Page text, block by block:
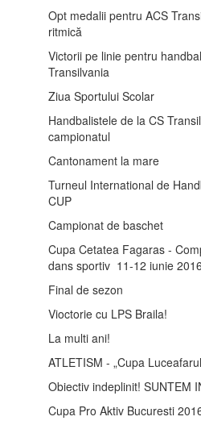
Opt medalii pentru ACS
ritmică
Victorii pe linie pentru
Transilvania
Ziua Sportului Scolar
Handbalistele de la CS
campionatul
Cantonament la mare
Turneul International de
CUP
Campionat de baschet
Cupa Cetatea Fagaras -
dans sportiv 11-12 iunie 2016
Final de sezon
Vioctorie cu LPS Braila!
La multi ani!
ATLETISM - „Cupa
Obiectiv indeplinit! SUNTEM
Cupa Pro Aktiv Bucuresti